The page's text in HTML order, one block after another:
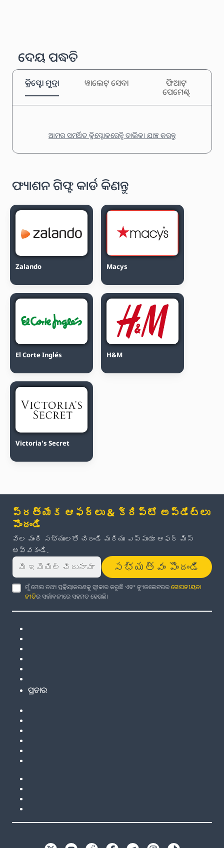
ଦେୟ ପଦ୍ଧତି
କ୍ରିପ୍ଟୋ ମୁଦ୍ରା ୱାଲେଟ୍ ସେବା
ଫିଆଟ୍
ପେମେଣ୍ଟ୍
ଆମର ସମର୍ଥିତ କ୍ରିପ୍ଟୋକରେନ୍ସି ତାଲିକା ଯାଞ୍ଚ କରନ୍ତୁ
ଫ୍ୟାଶନ ଗିଫ୍ଟ କାର୍ଡ କିଣନ୍ତୁ
Zalando Macys
El Corte Inglés H&M
Victoria's Secret
ప్రత్యేక ఆఫర్లు & క్రిప్టో అప్‌డేట్‌లు
పొందండి
వేల మంది సభ్యులతో చేరండి మరియు ఎప్పుడూ ఆఫర్ మిస్
అవ్వకండి.
సభ్యత్వం పొందండి
ମୁଁ ମୋର ତଥ୍ୟ ପ୍ରକ୍ରିୟାକରଣକୁ ସ୍ୱୀକାର କରୁଛି ଏବଂ ନ୍ୟୁଜଲେଟରରଗୋପନୀୟତା
ନୀତିର ସର୍ତ୍ତାବଳୀରେ ସହମତ ହେଉଛି।
ପ୍ରଚାର